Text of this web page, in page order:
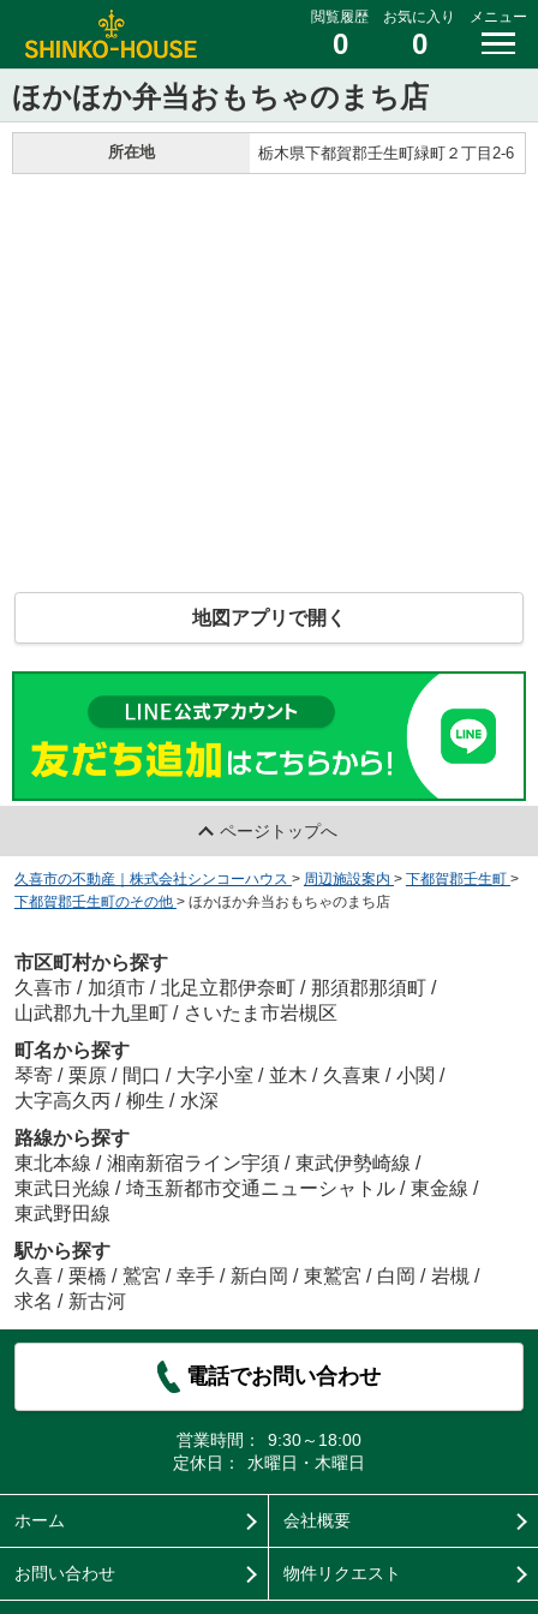
閲覧履歴
0
お気に入り
0
メニュー
ほかほか弁当おもちゃのまち店
所在地 栃木県下都賀郡壬生町緑町２丁目2-6
地図アプリで開く
ページトップへ
久喜市の不動産｜株式会社シンコーハウス > 周辺施設案内 > 下都賀郡壬生町 >
下都賀郡壬生町のその他 > ほかほか弁当おもちゃのまち店
市区町村から探す
久喜市 / 加須市 / 北足立郡伊奈町 / 那須郡那須町 /
山武郡九十九里町 / さいたま市岩槻区
町名から探す
琴寄 / 栗原 / 間口 / 大字小室 / 並木 / 久喜東 / 小関 /
大字高久丙 / 柳生 / 水深
路線から探す
東北本線 / 湘南新宿ライン宇須 / 東武伊勢崎線 /
東武日光線 / 埼玉新都市交通ニューシャトル / 東金線 /
東武野田線
駅から探す
久喜 / 栗橋 / 鷲宮 / 幸手 / 新白岡 / 東鷲宮 / 白岡 / 岩槻 /
求名 / 新古河
電話でお問い合わせ
営業時間：
9:30～18:00
定休日：
水曜日・木曜日
ホーム 会社概要
お問い合わせ 物件リクエスト